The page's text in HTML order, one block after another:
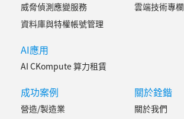
威脅偵測應變服務
資料庫與特權帳號管理
雲端技術專欄
AI應用
AI CKompute 算力租賃
成功案例
營造/製造業
關於銓鍇
關於我們